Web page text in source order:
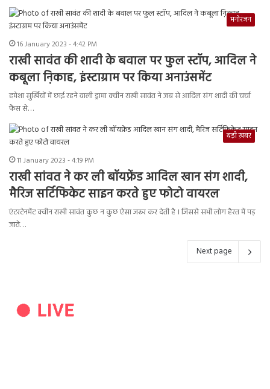
मनोरंजन
16 January 2023 - 4:42 PM
राखी सावंत की शादी के बवाल पर फुल स्टॉप, आदिल ने
कबूला ऩिकाह, इंस्टाग्राम पर किया अनाउंसमेंट
हमेशा सुर्खियों में छाई रहने वाली ड्रामा क्वीन राखी सावंत ने जब से आदिल संग शादी की चर्चा
फैंस से…
बड़ी ख़बर
11 January 2023 - 4:19 PM
राखी सांवत ने कर ली बॉयफ्रेंड आदिल खान संग शादी,
मैरिज सर्टिफिकेट साइन करते हुए फोटो वायरल
एंटरटेनमेंट क्वीन राखी सावंत कुछ न कुछ ऐसा जरूर कर देती है । जिससे सभी लोग हैरत में पड़
जाते…
Next page